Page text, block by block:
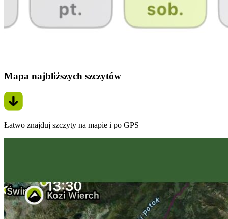
Mapa najbliższych szczytów
Łatwo znajduj szczyty na mapie i po GPS